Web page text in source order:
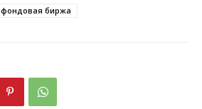
фондовая биржа